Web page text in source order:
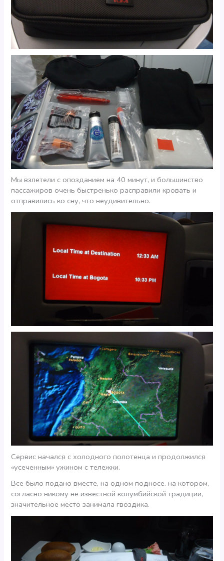
Мы взлетели с опозданием на 40 минут, и большинство
пассажиров очень быстренько расправили кровать и
отправились ко сну, что неудивительно.
Сервис начался с холодного полотенца и продолжился
«усеченным» ужином с тележки.
Все было подано вместе, на одном подносе. на котором,
согласно никому не известной колумбийской традиции,
значительное место занимала гвоздика.